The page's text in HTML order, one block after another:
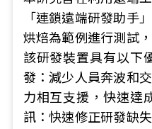
「連鎖遠端研發助手
烘焙為範例進行測試
該研發裝置具有以下
發：減少人員奔波和
力相互支援，快速達
訊：快速修正研發缺